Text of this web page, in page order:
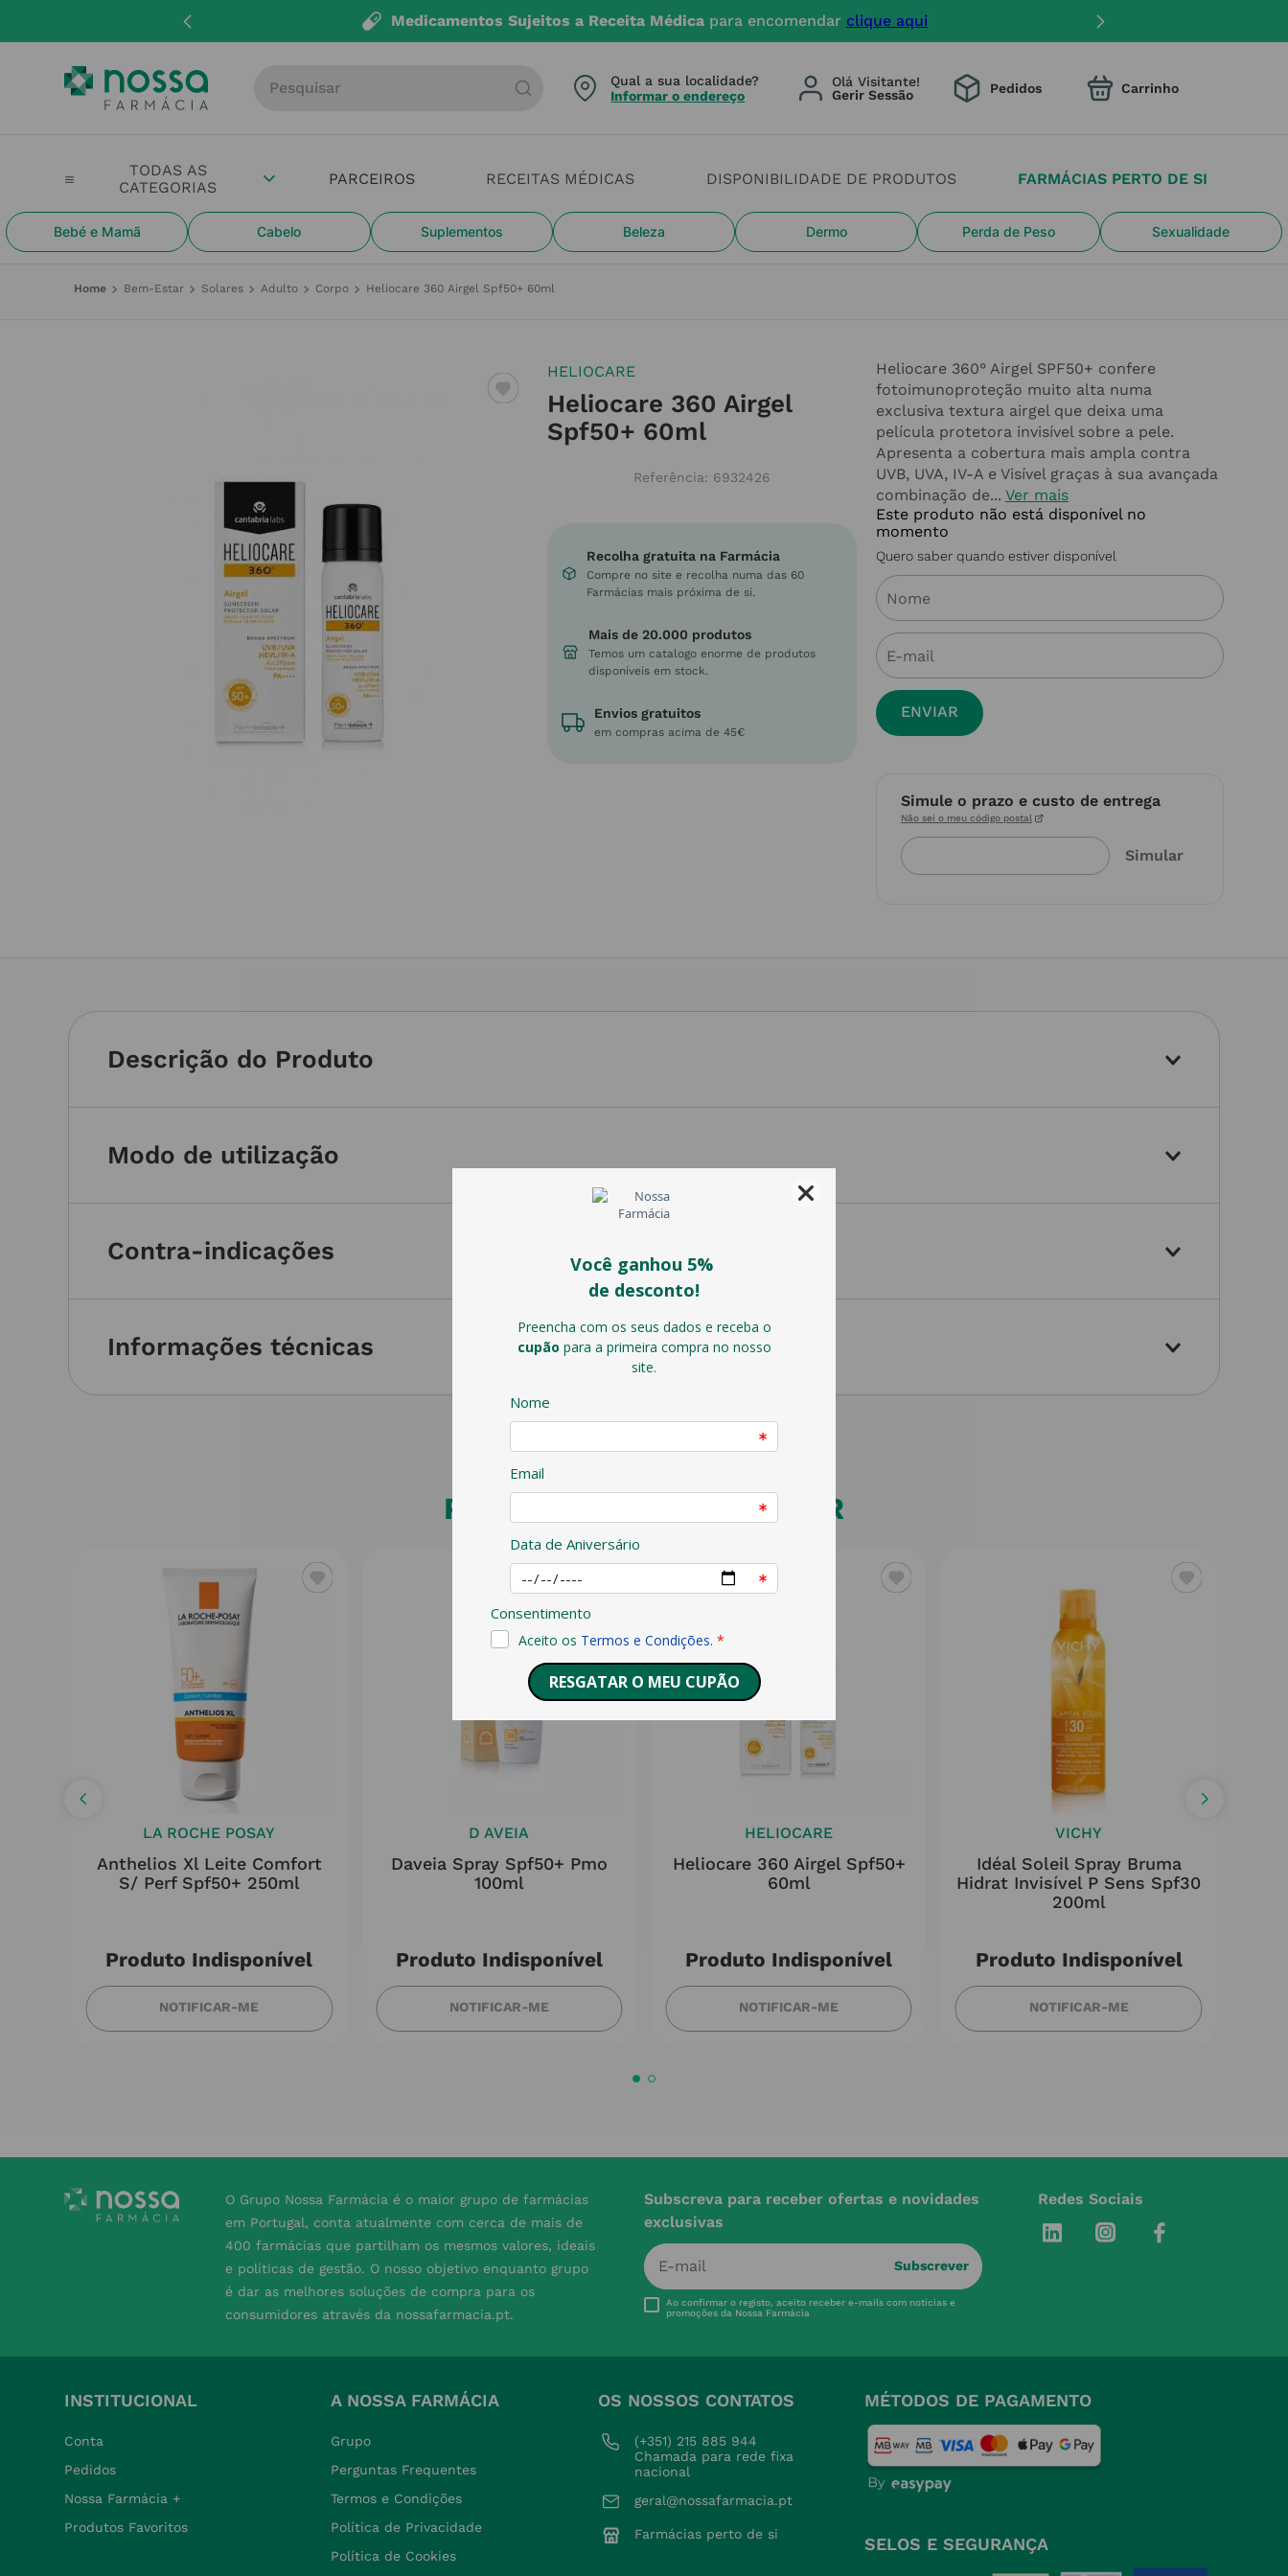
Entregas até 4 dias úteis. Devido aos cheias estamos com constrangimento na entrega.
PARCEIROS RECEITAS MÉDICAS DISPONIBILIDADE DE PRODUTOS FARMÁCIAS PERTO DE SI
Bebé e Mamã Cabelo Suplementos Beleza Dermo Perda de Peso Sexualidade
Qual a sua localidade?
Informar o endereço
Olá Visitante! Pedidos
Bem-Estar Solares Adulto Corpo Heliocare 360 Airgel Spf50+ 60ml
HELIOCARE
Heliocare 360 Airgel
Spf50+ 60ml
Referência: 6932426
Recolha gratuita na Farmácia
Compre no site e recolha numa das 60
Farmácias mais próxima de si.
Mais de 20.000 produtos
Temos um catalogo enorme de produtos
disponíveis em stock.
Envios gratuitos
em compras acima de 45€
Heliocare 360° Airgel SPF50+ confere
fotoimunoproteção muito alta numa
exclusiva textura airgel que deixa uma
película protetora invisível sobre a pele.
Apresenta a cobertura mais ampla contra
UVB, UVA, IV-A e Visível graças à sua avançada
combinação de... Ver mais
Este produto não está disponível no
momento
Quero saber quando estiver disponível
ENVIAR
Simule o prazo e custo de entrega
Não sei o meu código postal
Descrição do Produto
Modo de utilização
Contra-indicações
Informações técnicas
PODERÁ TAMBÉM GOSTAR
LA ROCHE POSAY
Anthelios Xl Leite Comfort
S/ Perf Spf50+ 250ml
Produto Indisponível
NOTIFICAR-ME
D AVEIA
Daveia Spray Spf50+ Pmo
100ml
Produto Indisponível
NOTIFICAR-ME
HELIOCARE
Heliocare 360 Airgel Spf50+
60ml
Produto Indisponível
NOTIFICAR-ME
VICHY
Idéal Soleil Spray Bruma
Hidrat Invisível P Sens Spf30
200ml
Produto Indisponível
NOTIFICAR-ME
O Grupo Nossa Farmácia é o maior grupo de farmácias
em Portugal, conta atualmente com cerca de mais de
400 farmácias que partilham os mesmos valores, ideais
e políticas de gestão. O nosso objetivo enquanto grupo
é dar as melhores soluções de compra para os
consumidores através da nossafarmacia.pt.
Subscreva para receber ofertas e novidades
exclusivas
Subscrever
Ao confirmar o registo, aceito receber e-mails com notícias e
promoções da Nossa Farmácia
Redes Sociais
INSTITUCIONAL
Conta
Pedidos
Nossa Farmácia +
Produtos Favoritos
A NOSSA FARMÁCIA
Grupo
Perguntas Frequentes
Termos e Condições
Política de Privacidade
Política de Cookies
OS NOSSOS CONTATOS
(+351) 215 885 944
Chamada para rede fixa
nacional
geral@nossafarmacia.pt
Farmácias perto de si
MÉTODOS DE PAGAMENTO
SELOS E SEGURANÇA